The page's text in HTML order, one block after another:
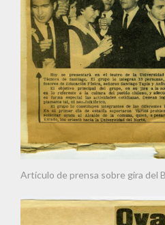
Artículo de prensa sobre gira del